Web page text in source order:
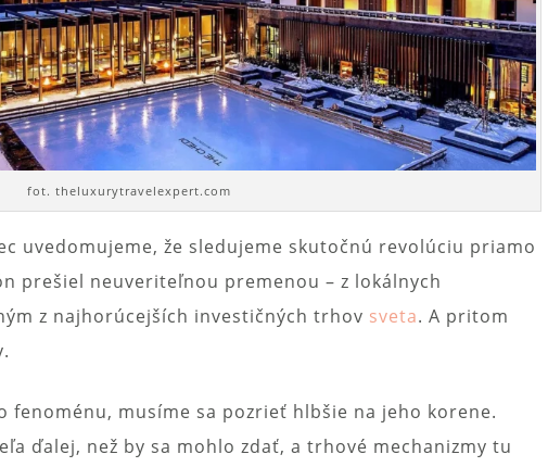
fot. theluxurytravelexpert.com
uvedomujeme, že sledujeme skutočnú revolúciu priamo
prešiel neuveriteľnou premenou – z lokálnych
z najhorúcejších investičných trhov sveta. A pritom
fenoménu, musíme sa pozrieť hlbšie na jeho korene.
ďalej, než by sa mohlo zdať, a trhové mechanizmy tu